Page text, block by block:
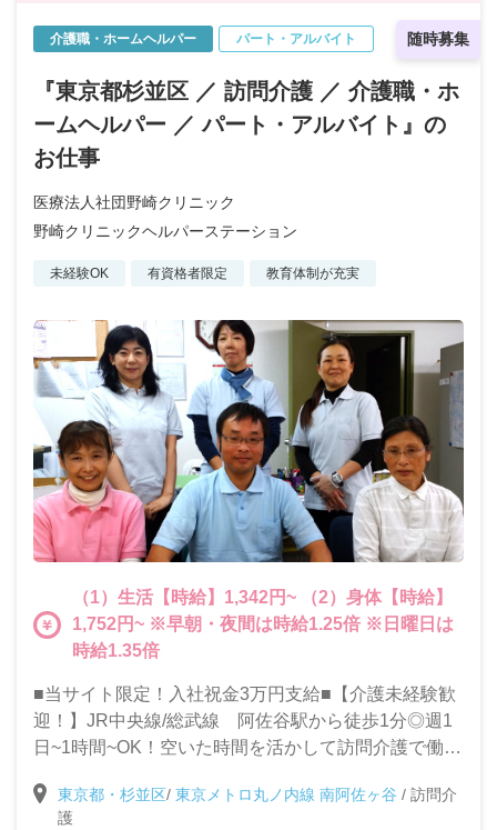
随時募集
介護職・ホームヘルパー パート・アルバイト
『東京都杉並区 ／ 訪問介護 ／ 介護職・ホ
ームヘルパー ／ パート・アルバイト』の
お仕事
医療法人社団野崎クリニック
野崎クリニックヘルパーステーション
未経験OK 有資格者限定 教育体制が充実
（1）生活【時給】1,342円~ （2）身体【時給】
1,752円~ ※早朝・夜間は時給1.25倍 ※日曜日は
時給1.35倍
■当サイト限定！入社祝金3万円支給■【介護未経験歓
迎！】JR中央線/総武線 阿佐谷駅から徒歩1分◎週1
日~1時間~OK！空いた時間を活かして訪問介護で働こ
東京都・杉並区/ 東京メトロ丸ノ内線 南阿佐ヶ谷 / 訪問介
護